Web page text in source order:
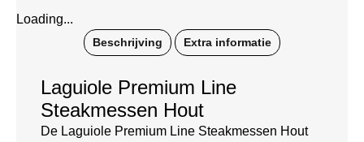
Loading...
Beschrijving Extra informatie
Laguiole Premium Line
Steakmessen Hout
De Laguiole Premium Line Steakmessen Hout